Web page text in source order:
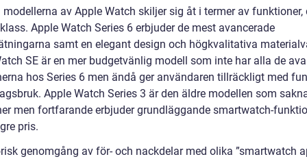
modellerna av Apple Watch skiljer sig åt i termer av funktioner,
Apple Watch Series 6 erbjuder de mest avancerade
samt en elegant design och högkvalitativa
SE är en mer budgetvänlig modell som inte har alla de
hos Series 6 men ändå ger användaren tillräckligt med
Apple Watch Series 3 är den äldre modellen som
men fortfarande erbjuder grundläggande smartwatch-
pris.
genomgång av för- och nackdelar med olika ”smartwatch